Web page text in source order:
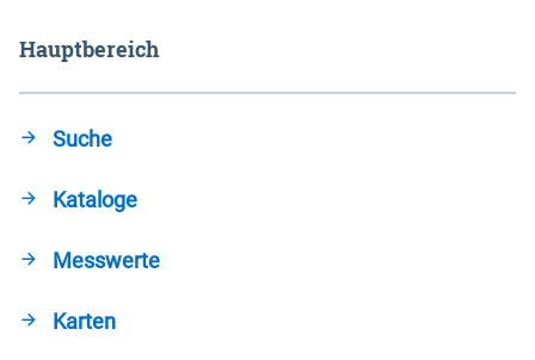
Hauptbereich
Suche
Kataloge
Messwerte
Karten